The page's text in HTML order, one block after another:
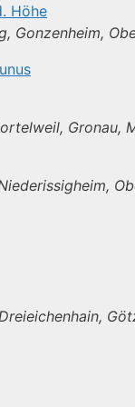
Höhe
Gonzenheim,
Gronau,